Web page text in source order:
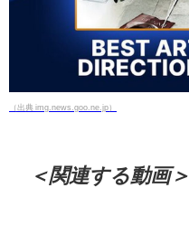
（出典 img.news.goo.ne.jp）
＜関連する動画＞